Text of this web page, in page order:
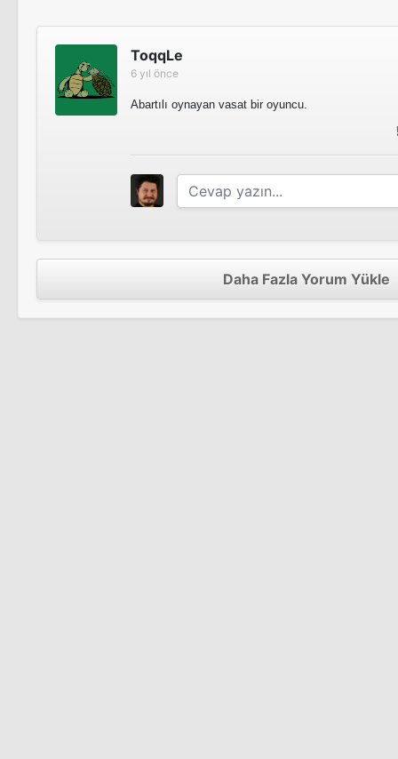
ToqqLe
6 yıl önce
Abartılı oynayan vasat bir oyuncu.
Daha Fazla Yorum Yükle